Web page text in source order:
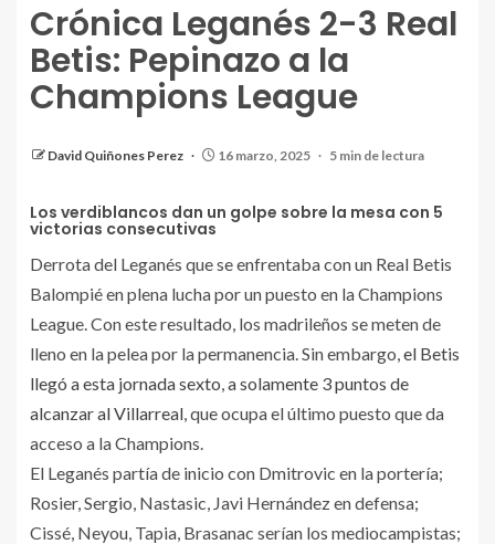
Crónica Leganés 2-3 Real
Betis: Pepinazo a la
Champions League
David Quiñones Perez 16 marzo, 2025 5 min de lectura
Resultado del partido entre el Leganés y el Real Betis.
| Fuente: X (@RealBetis)
Los verdiblancos dan un golpe sobre la mesa con 5
victorias consecutivas
Derrota del Leganés que se enfrentaba con un Real Betis
Balompié en plena lucha por un puesto en la Champions
League. Con este resultado, los madrileños se meten de
lleno en la pelea por la permanencia. Sin embargo,el Betis
llegó a esta jornada sexto,a solamente 3 puntos de
alcanzar al Villarreal, que ocupa el último puesto que da
acceso a la Champions.
El Leganés partía de inicio con Dmitrovic en la portería;
Rosier, Sergio, Nastasic, Javi Hernández en defensa;
Cissé, Neyou, Tapia, Brasanac serían los mediocampistas;